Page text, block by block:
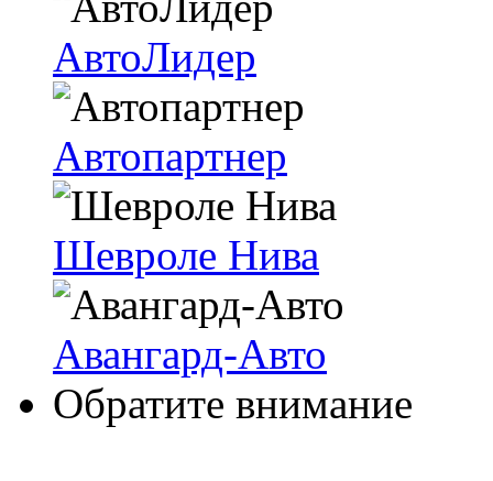
АвтоЛидер
Автопартнер
Шевроле Нива
Авангард-Авто
Обратите внимание